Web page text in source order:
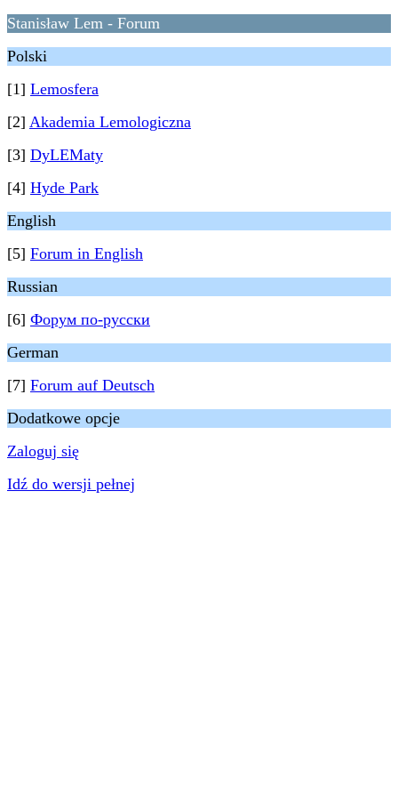
Stanisław Lem - Forum
Polski
[1] Lemosfera
[2] Akademia Lemologiczna
[3] DyLEMaty
[4] Hyde Park
English
[5] Forum in English
Russian
[6] Форум по-русски
German
[7] Forum auf Deutsch
Dodatkowe opcje
Zaloguj się
Idź do wersji pełnej